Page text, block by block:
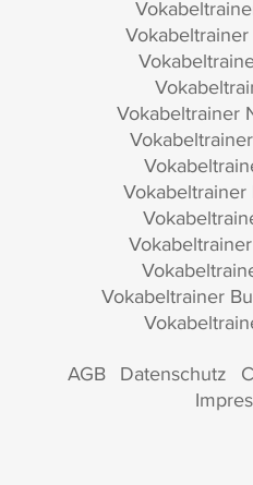
Vokabeltrainer
Vokabeltrainer
AGB Datenschutz